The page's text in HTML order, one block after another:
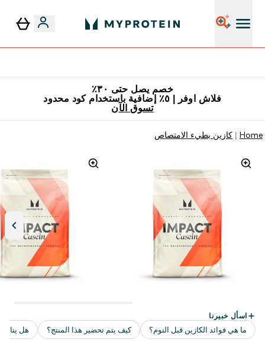
خصم يصل حتى ٣٠٪
فلاش اوفر | ٥٪ إضافية باستخدام كود محدود
تسوق الآن
Home كازين بطيء الامتصاص